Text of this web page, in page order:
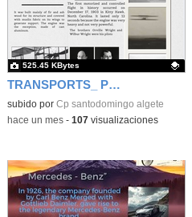
TRANSPORTS_ PLANE
Contenido educativo.
subido por Cp santodomingo algete
525.45 KBytes
-hace un mes- 107visualizaciones